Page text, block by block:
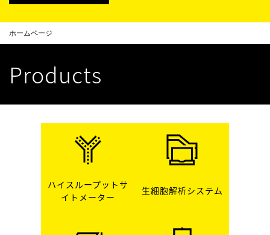
ホームページ
Products
ハイスループットサ
イトメーター
生細胞解析システム